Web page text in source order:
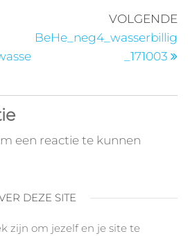
VOLGENDE
BeHe_neg4_wasserbillig
_171003
een reactie te kunnen
DEZE SITE
zijn om jezelf en je site te